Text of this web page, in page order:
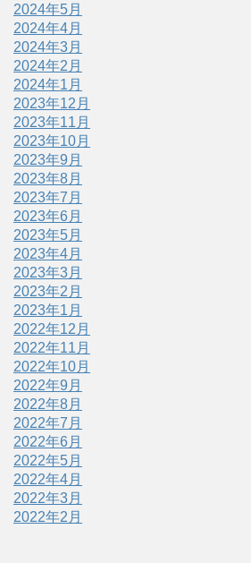
2024年5月
2024年4月
2024年3月
2024年2月
2024年1月
2023年12月
2023年11月
2023年10月
2023年9月
2023年8月
2023年7月
2023年6月
2023年5月
2023年4月
2023年3月
2023年2月
2023年1月
2022年12月
2022年11月
2022年10月
2022年9月
2022年8月
2022年7月
2022年6月
2022年5月
2022年4月
2022年3月
2022年2月